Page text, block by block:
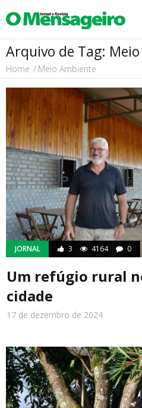
Arquivo de Tag:
Home Meio Ambiente
JORNAL 3 4164 0
Um refúgio rural
cidade
17 de dezembro de 2024